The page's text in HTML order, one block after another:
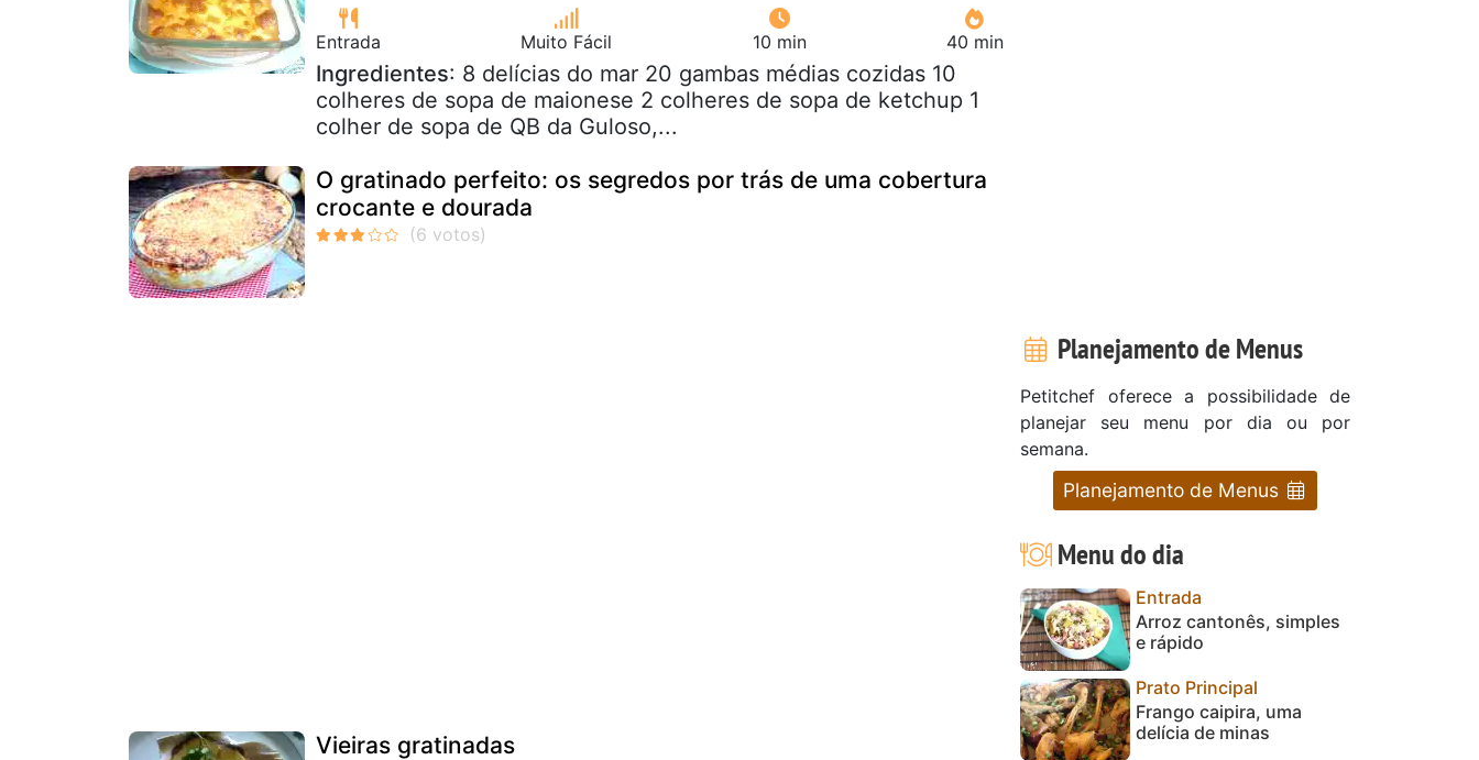
Entrada Muito Fácil 10 min 40 min
Ingredientes: 8 delícias do mar 20 gambas médias cozidas 10
colheres de sopa de maionese 2 colheres de sopa de ketchup 1
colher de sopa de QB da Guloso,...
O gratinado perfeito: os segredos por trás de uma cobertura
crocante e dourada
Vieiras gratinadas
Planejamento de Menus
Petitchef oferece a possibilidade de
planejar seu menu por dia ou por
semana.
Planejamento de Menus
Menu do dia
Entrada
Arroz cantonês, simples
e rápido
Prato Principal
Frango caipira, uma
delícia de minas